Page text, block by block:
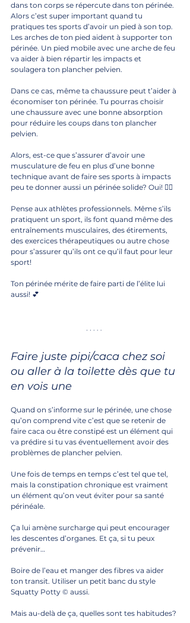
dans ton corps se répercute dans ton périnée.
Alors c’est super important quand tu
pratiques tes sports d’avoir un pied à son top.
Les arches de ton pied aident à supporter ton
périnée. Un pied mobile avec une arche de feu
va aider à bien répartir les impacts et
soulagera ton plancher pelvien.
Dans ce cas, même ta chaussure peut t’aider à
économiser ton périnée. Tu pourras choisir
une chaussure avec une bonne absorption
pour réduire les coups dans ton plancher
pelvien.
Alors, est-ce que s’assurer d’avoir une
musculature de feu en plus d’une bonne
technique avant de faire ses sports à impacts
peu te donner aussi un périnée solide? Oui! 🤸‍♂️
Pense aux athlètes professionnels. Même s’ils
pratiquent un sport, ils font quand même des
entraînements musculaires, des étirements,
des exercices thérapeutiques ou autre chose
pour s’assurer qu’ils ont ce qu’il faut pour leur
sport!
Ton périnée mérite de faire parti de l’élite lui
aussi! 💕
Faire juste pipi/caca chez soi
ou aller à la toilette dès que tu
en vois une
Quand on s’informe sur le périnée, une chose
qu’on comprend vite c’est que se retenir de
faire caca ou être constipé est un élément qui
va prédire si tu vas éventuellement avoir des
problèmes de plancher pelvien.
Une fois de temps en temps c’est tel que tel,
mais la constipation chronique est vraiment
un élément qu’on veut éviter pour sa santé
périnéale.
Ça lui amène surcharge qui peut encourager
les descentes d’organes. Et ça, si tu peux
prévenir…
Boire de l’eau et manger des fibres va aider
ton transit. Utiliser un petit banc du style
Squatty Potty © aussi.
Mais au-delà de ça, quelles sont tes habitudes?